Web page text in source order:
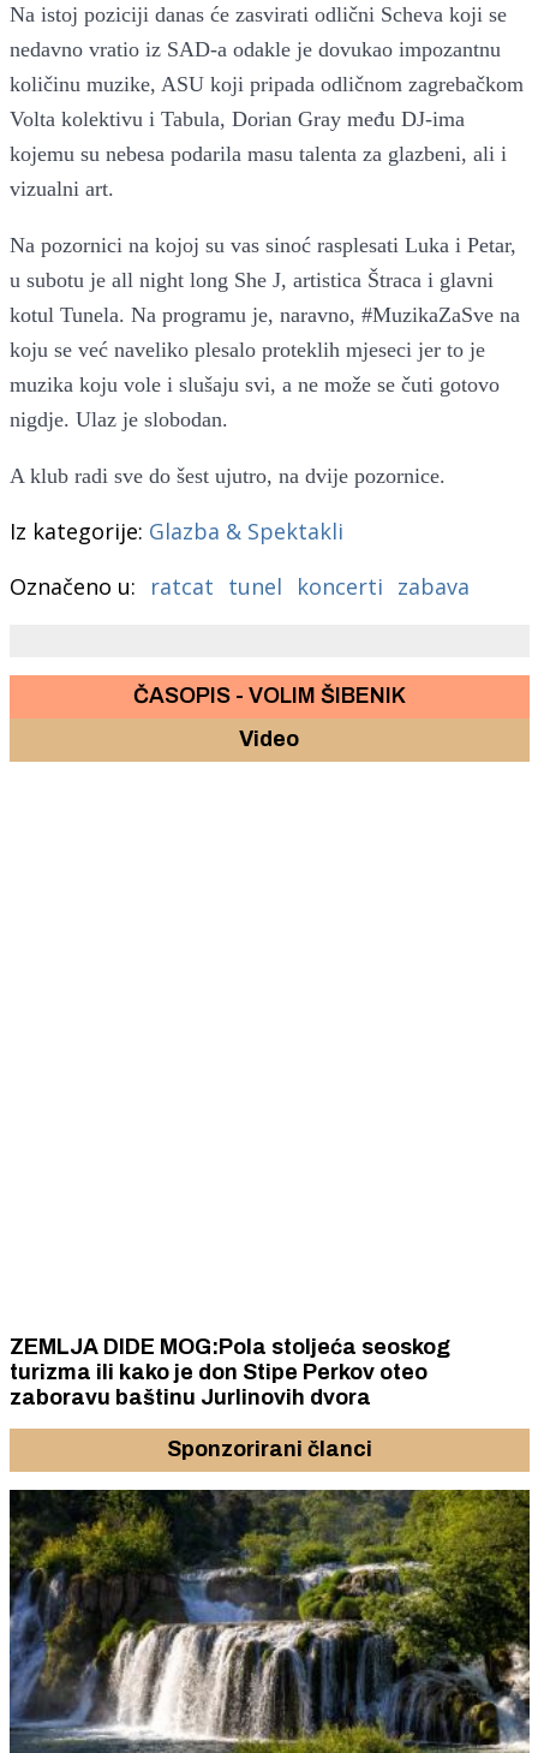
Na istoj poziciji danas će zasvirati odlični Scheva koji se
nedavno vratio iz SAD-a odakle je dovukao impozantnu
količinu muzike, ASU koji pripada odličnom zagrebačkom
Volta kolektivu i Tabula, Dorian Gray među DJ-ima
kojemu su nebesa podarila masu talenta za glazbeni, ali i
vizualni art.
Na pozornici na kojoj su vas sinoć rasplesati Luka i Petar,
u subotu je all night long She J, artistica Štraca i glavni
kotul Tunela. Na programu je, naravno, #MuzikaZaSve na
koju se već naveliko plesalo proteklih mjeseci jer to je
muzika koju vole i slušaju svi, a ne može se čuti gotovo
nigdje. Ulaz je slobodan.
A klub radi sve do šest ujutro, na dvije pozornice.
Iz kategorije: Glazba & Spektakli
Označeno u:
ratcat tunel koncerti zabava
ČASOPIS - VOLIM ŠIBENIK
Video
ZEMLJA DIDE MOG:Pola stoljeća seoskog
turizma ili kako je don Stipe Perkov oteo
zaboravu baštinu Jurlinovih dvora
Sponzorirani članci